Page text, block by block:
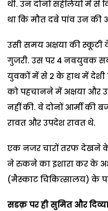
थी. उन दोनों सहेलियों में से
था कि मौत दबे पांव उन की
उसी समय अक्षया की
गुजरी. उस पर 4 नवयुवक
युवकों में से 2 के हाथ में देशी
को पहचानने में अक्षया और
नहीं की. वे दोनों आर्मी की
रावत और उपदेश रावत थे.
एक नजर चारों तरफ देखने
ने रुकने का इशारा कर के
(मैस्काट चिकित्सालय) के
सडक़ पर ही सुमित और